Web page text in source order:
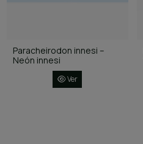
Paracheirodon innesi –
Neón innesi
Ver